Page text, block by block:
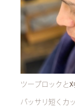
ツーブロックと
バッサリ短くカッ